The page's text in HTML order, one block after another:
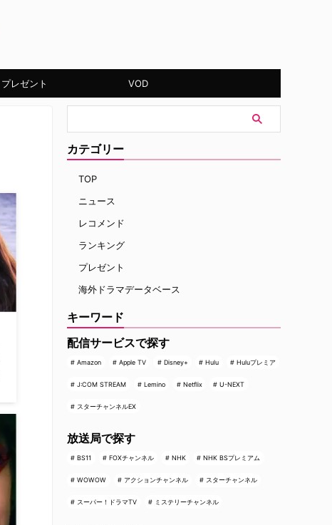
プレゼント VOD
カテゴリー
TOP
ニュース
レコメンド
ランキング
プレゼント
海外ドラマデータベース
キーワード
配信サービスで探す
Amazon Apple TV Disney+ Hulu Huluプレミア
J:COM STREAM Lemino Netflix U-NEXT
スターチャンネルEX
放送局で探す
BS11 FOXチャンネル NHK NHK BSプレミアム
WOWOW アクションチャンネル スターチャンネル
スーパー！ドラマTV ミステリーチャンネル